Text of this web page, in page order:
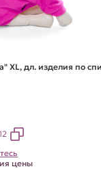
XL, дл. изделия по
цены